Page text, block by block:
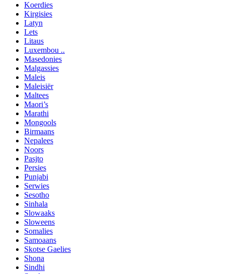
Koerdies
Kirgisies
Latyn
Lets
Litaus
Luxembou ..
Masedonies
Malgassies
Maleis
Maleisiër
Maltees
Maori’s
Marathi
Mongools
Birmaans
Nepalees
Noors
Pasjto
Persies
Punjabi
Serwies
Sesotho
Sinhala
Slowaaks
Sloweens
Somalies
Samoaans
Skotse Gaelies
Shona
Sindhi